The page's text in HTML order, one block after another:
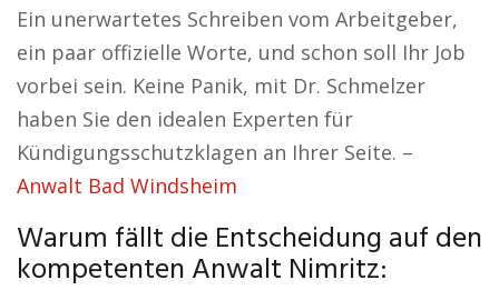
Ein unerwartetes Schreiben vom Arbeitgeber,
ein paar offizielle Worte, und schon soll Ihr Job
vorbei sein. Keine Panik, mit Dr. Schmelzer
haben Sie den idealen Experten für
Kündigungsschutzklagen an Ihrer Seite. –
Anwalt Bad Windsheim
Warum fällt die Entscheidung auf den
kompetenten Anwalt Nimritz: